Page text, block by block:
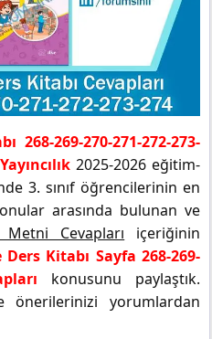
268-269-270-271-272-273-
2025-2026 eğitim-
3. sınıf öğrencilerinin en
arasında bulunan ve
Cevapları içeriğinin
Ders Kitabı Sayfa 268-269-
konusunu paylaştık.
önerilerinizi yorumlardan